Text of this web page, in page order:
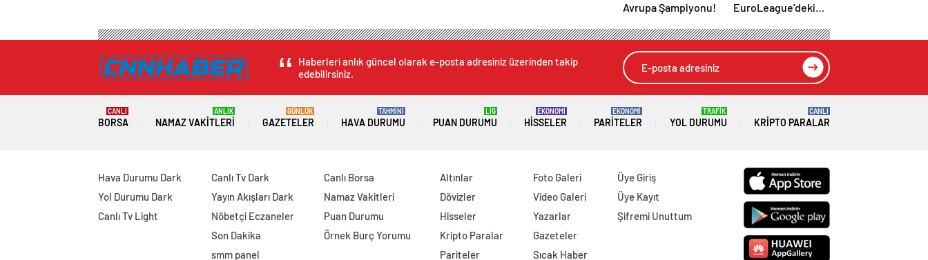
Avrupa Şampiyonu!
EuroLeague’deki
Haberleri anlık güncel olarak e-posta adresiniz üzerinden takip
edebilirsiniz.
BORSA
CANLI
NAMAZ VAKITLERI
ANLIK
GAZETELER
GÜNLÜK
HAVA DURUMU
TAHMİNİ
PUAN DURUMU
LİG
HISSELER
EKONOMİ
PARITELER
EKONOMİ
YOL DURUMU
TRAFİK
KRIPTO PARALAR
CANLI
Hava Durumu Dark
Yol Durumu Dark
Canlı Tv Light
Canlı Tv Dark
Yayın Akışları Dark
Nöbetçi Eczaneler
Son Dakika
smm panel
Canlı Borsa
Namaz Vakitleri
Puan Durumu
Örnek Burç Yorumu
Altınlar
Dövizler
Hisseler
Kripto Paralar
Pariteler
Foto Galeri
Video Galeri
Yazarlar
Gazeteler
Sıcak Haber
Üye Giriş
Üye Kayıt
Şifremi Unuttum